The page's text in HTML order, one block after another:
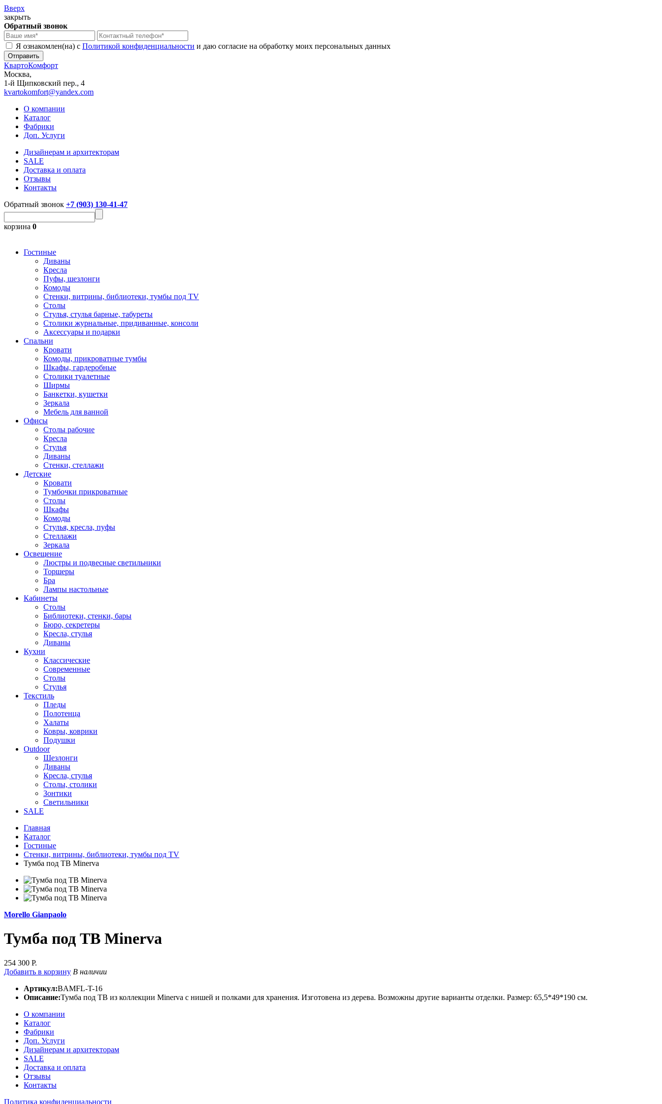
Вверх
закрыть
Обратный звонок
Я ознакомлен(на) с Политикой конфиденциальности и даю согласие на обработку моих персональных данных
КвартоКомфорт
Москва,
1-й Щипковский пер., 4
kvartokomfort@yandex.com
О компании
Каталог
Фабрики
Доп. Услуги
Дизайнерам и архитекторам
SALE
Доставка и оплата
Отзывы
Контакты
Обратный звонок +7 (903) 130-41-47
корзина 0
Гостиные
Диваны
Кресла
Пуфы, шезлонги
Комоды
Стенки, витрины, библиотеки, тумбы под TV
Столы
Стулья, стулья барные, табуреты
Столики журнальные, придиванные, консоли
Аксессуары и подарки
Спальни
Кровати
Комоды, прикроватные тумбы
Шкафы, гардеробные
Столики туалетные
Ширмы
Банкетки, кушетки
Зеркала
Мебель для ванной
Офисы
Столы рабочие
Кресла
Стулья
Диваны
Стенки, стеллажи
Детские
Кровати
Тумбочки прикроватные
Столы
Шкафы
Комоды
Стулья, кресла, пуфы
Стеллажи
Зеркала
Освещение
Люстры и подвесные светильники
Торшеры
Бра
Лампы настольные
Кабинеты
Столы
Библиотеки, стенки, бары
Бюро, секретеры
Кресла, стулья
Диваны
Кухни
Классические
Современные
Столы
Стулья
Текстиль
Пледы
Полотенца
Халаты
Ковры, коврики
Подушки
Outdoor
Шезлонги
Диваны
Кресла, стулья
Столы, столики
Зонтики
Светильники
SALE
Главная
Каталог
Гостиные
Стенки, витрины, библиотеки, тумбы под TV
Тумба под ТВ Minerva
Morello Gianpaolo
Тумба под ТВ Minerva
254 300 Р.
Добавить в корзину В наличии
Артикул:BAMFL-T-16
Описание:Тумба под ТВ из коллекции Minerva с нишей и полками для хранения. Изготовена из дерева. Возможны другие варианты отделки. Размер: 65,5*49*190 см.
О компании
Каталог
Фабрики
Доп. Услуги
Дизайнерам и архитекторам
SALE
Доставка и оплата
Отзывы
Контакты
Политика конфиденциальности